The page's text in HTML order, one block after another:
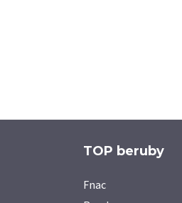
TOP beruby
Fnac